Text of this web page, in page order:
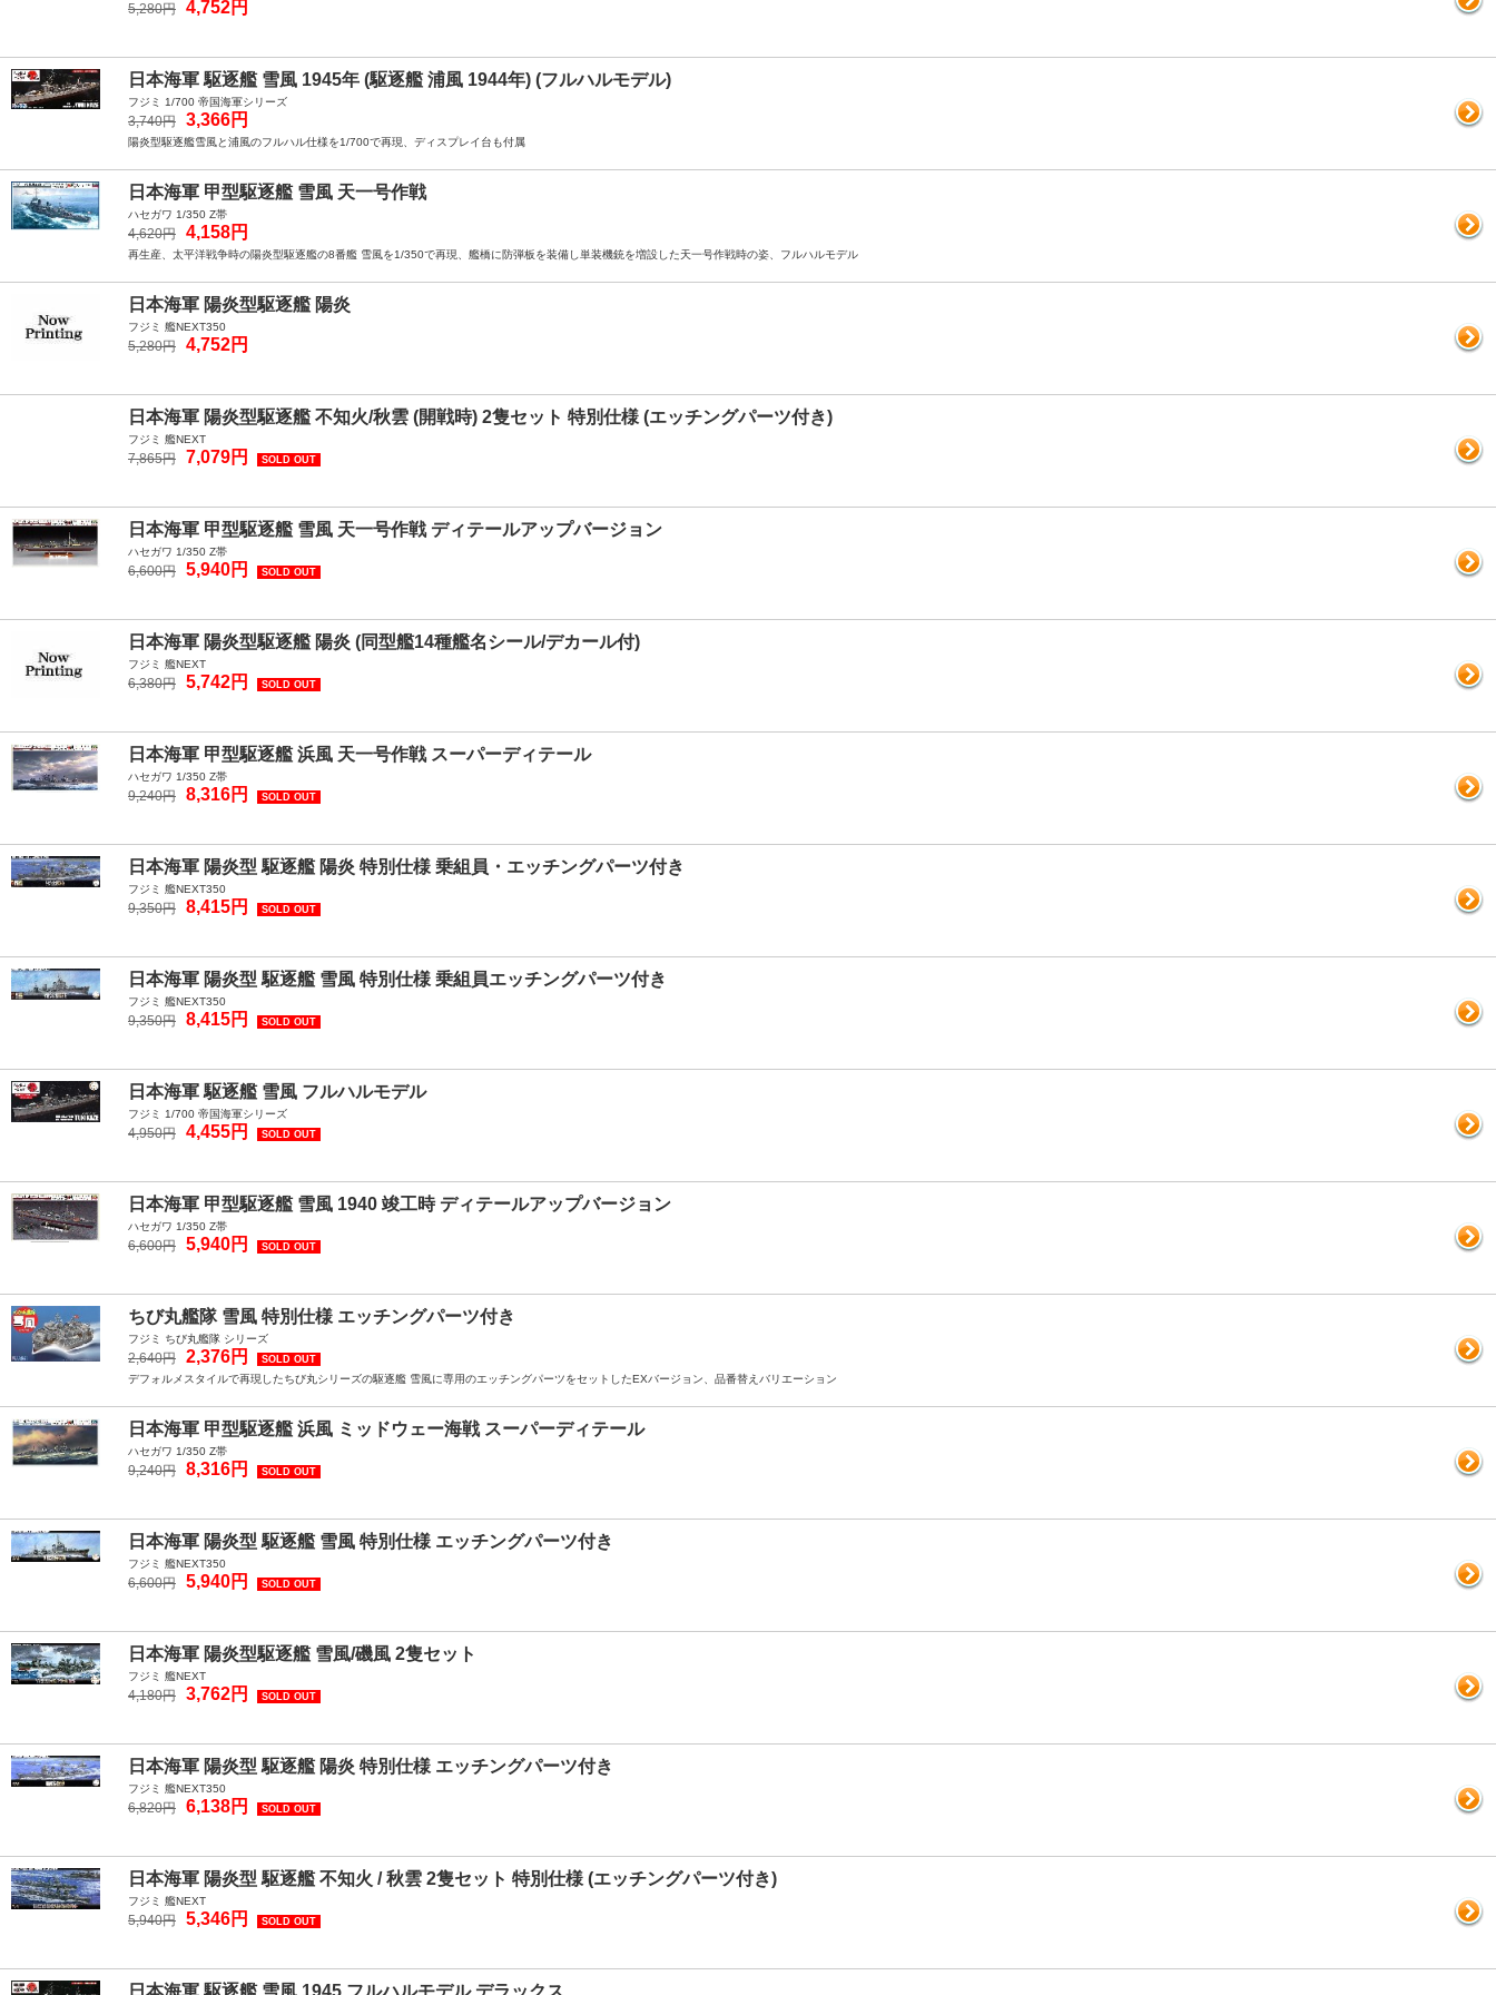
5,280円 4,752円
日本海軍 駆逐艦 雪風 1945年 (駆逐艦 浦風 1944年) (フルハルモデル)
フジミ 1/700 帝国海軍シリーズ
3,740円 3,366円
陽炎型駆逐艦雪風と浦風のフルハル仕様を1/700で再現、ディスプレイ台も付属
日本海軍 甲型駆逐艦 雪風 天一号作戦
ハセガワ 1/350 Z帯
4,620円 4,158円
再生産、太平洋戦争時の陽炎型駆逐艦の8番艦 雪風を1/350で再現、艦橋に防弾板を装備し単装機銃を増設した天一号作戦時の姿、フルハルモデル
日本海軍 陽炎型駆逐艦 陽炎
フジミ 艦NEXT350
5,280円 4,752円
日本海軍 陽炎型駆逐艦 不知火/秋雲 (開戦時) 2隻セット 特別仕様 (エッチングパーツ付き)
フジミ 艦NEXT
7,865円 7,079円 SOLD OUT
日本海軍 甲型駆逐艦 雪風 天一号作戦 ディテールアップバージョン
ハセガワ 1/350 Z帯
6,600円 5,940円 SOLD OUT
日本海軍 陽炎型駆逐艦 陽炎 (同型艦14種艦名シール/デカール付)
フジミ 艦NEXT
6,380円 5,742円 SOLD OUT
日本海軍 甲型駆逐艦 浜風 天一号作戦 スーパーディテール
ハセガワ 1/350 Z帯
9,240円 8,316円 SOLD OUT
日本海軍 陽炎型 駆逐艦 陽炎 特別仕様 乗組員・エッチングパーツ付き
フジミ 艦NEXT350
9,350円 8,415円 SOLD OUT
日本海軍 陽炎型 駆逐艦 雪風 特別仕様 乗組員エッチングパーツ付き
フジミ 艦NEXT350
9,350円 8,415円 SOLD OUT
日本海軍 駆逐艦 雪風 フルハルモデル
フジミ 1/700 帝国海軍シリーズ
4,950円 4,455円 SOLD OUT
日本海軍 甲型駆逐艦 雪風 1940 竣工時 ディテールアップバージョン
ハセガワ 1/350 Z帯
6,600円 5,940円 SOLD OUT
ちび丸艦隊 雪風 特別仕様 エッチングパーツ付き
フジミ ちび丸艦隊 シリーズ
2,640円 2,376円 SOLD OUT
デフォルメスタイルで再現したちび丸シリーズの駆逐艦 雪風に専用のエッチングパーツをセットしたEXバージョン、品番替えバリエーション
日本海軍 甲型駆逐艦 浜風 ミッドウェー海戦 スーパーディテール
ハセガワ 1/350 Z帯
9,240円 8,316円 SOLD OUT
日本海軍 陽炎型 駆逐艦 雪風 特別仕様 エッチングパーツ付き
フジミ 艦NEXT350
6,600円 5,940円 SOLD OUT
日本海軍 陽炎型駆逐艦 雪風/磯風 2隻セット
フジミ 艦NEXT
4,180円 3,762円 SOLD OUT
日本海軍 陽炎型 駆逐艦 陽炎 特別仕様 エッチングパーツ付き
フジミ 艦NEXT350
6,820円 6,138円 SOLD OUT
日本海軍 陽炎型 駆逐艦 不知火 / 秋雲 2隻セット 特別仕様 (エッチングパーツ付き)
フジミ 艦NEXT
5,940円 5,346円 SOLD OUT